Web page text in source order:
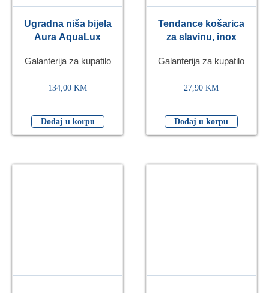
Ugradna niša bijela
Aura AquaLux
Galanterija za kupatilo
134,00KM
Dodaj u korpu
Tendance košarica
za slavinu, inox
Galanterija za kupatilo
27,90KM
Dodaj u korpu